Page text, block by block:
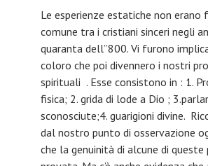
Le esperienze estatiche non erano
comune tra i cristiani sinceri negli
quaranta dell’’800. Vi furono
coloro che poi divennero i nostri
spirituali . Esse consistono in : 1.
fisica; 2. grida di lode a Dio ;
sconosciute;4. guarigioni divine.
dal nostro punto di osservazione
che la genuinità di alcune di queste